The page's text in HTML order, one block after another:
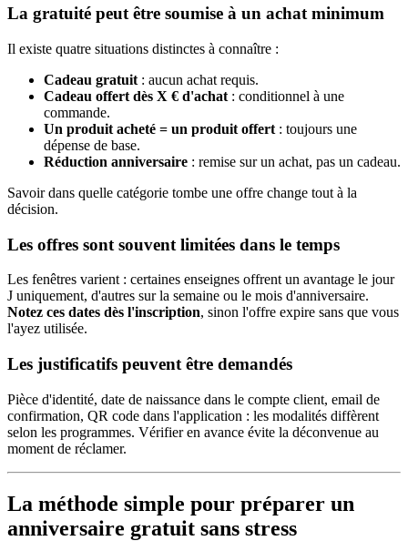
La gratuité peut être soumise à un achat minimum
Il existe quatre situations distinctes à connaître :
Cadeau gratuit : aucun achat requis.
Cadeau offert dès X € d'achat : conditionnel à une
commande.
Un produit acheté = un produit offert : toujours une
dépense de base.
Réduction anniversaire : remise sur un achat, pas un cadeau.
Savoir dans quelle catégorie tombe une offre change tout à la
décision.
Les offres sont souvent limitées dans le temps
Les fenêtres varient : certaines enseignes offrent un avantage le jour
J uniquement, d'autres sur la semaine ou le mois d'anniversaire.
Notez ces dates dès l'inscription, sinon l'offre expire sans que vous
l'ayez utilisée.
Les justificatifs peuvent être demandés
Pièce d'identité, date de naissance dans le compte client, email de
confirmation, QR code dans l'application : les modalités diffèrent
selon les programmes. Vérifier en avance évite la déconvenue au
moment de réclamer.
La méthode simple pour préparer un
anniversaire gratuit sans stress